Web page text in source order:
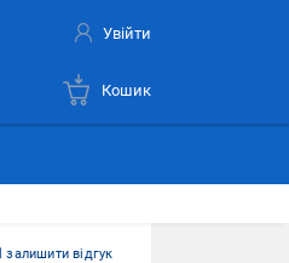
Увійти
Кошик
залишити відгук